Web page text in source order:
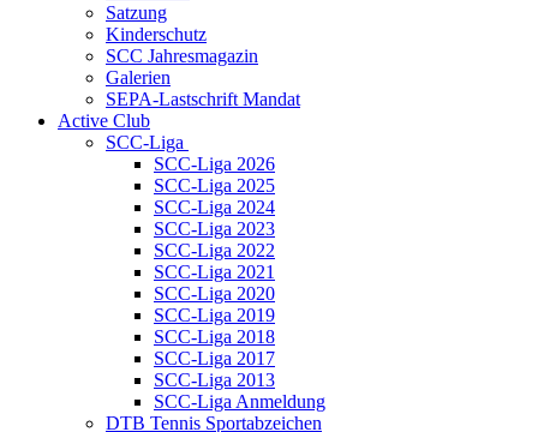
Satzung
Kinderschutz
SCC Jahresmagazin
Galerien
SEPA-Lastschrift Mandat
Active Club
SCC-Liga
SCC-Liga 2026
SCC-Liga 2025
SCC-Liga 2024
SCC-Liga 2023
SCC-Liga 2022
SCC-Liga 2021
SCC-Liga 2020
SCC-Liga 2019
SCC-Liga 2018
SCC-Liga 2017
SCC-Liga 2013
SCC-Liga Anmeldung
DTB Tennis Sportabzeichen